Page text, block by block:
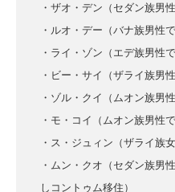
・ザオ・デン（セダン族男性
・ルオ・デー（バナ族男性で
・ライ・ゾン（エデ族男性で
・ビー・サイ（ザライ族男性
・ゾル・クイ（ムオン族男性
・モ・コイ（ムオン族男性で
・ス・ジュィン（ザライ族
・ムン・クオ（セダン族男
しコントゥム移住）